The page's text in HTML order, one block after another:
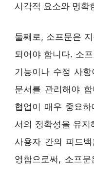
시각적 요소와 명확
둘째로, 소프문은
되어야 합니다. 소
기능이나 수정 사
문서를 관리해야
협업이 매우 중요
서의 정확성을 유
사용자 간의 피드
영함으로써, 소프